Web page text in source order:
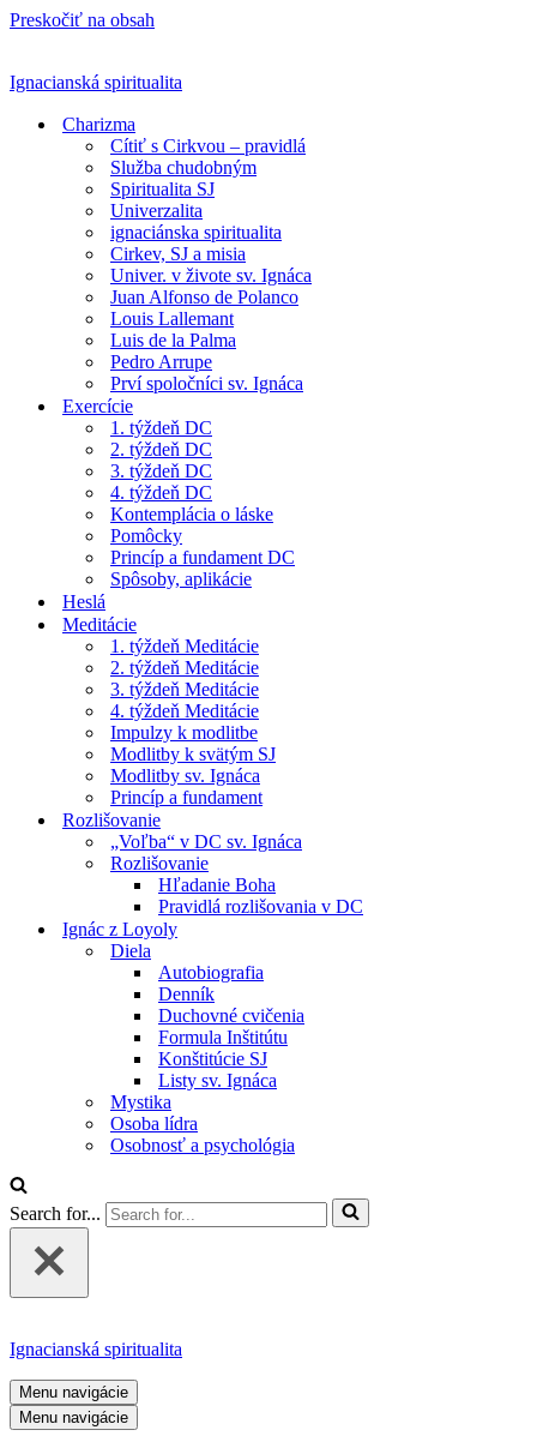
Preskočiť na obsah
Ignacianská spiritualita
Charizma
Cítiť s Cirkvou – pravidlá
Služba chudobným
Spiritualita SJ
Univerzalita
ignaciánska spiritualita
Cirkev, SJ a misia
Univer. v živote sv. Ignáca
Juan Alfonso de Polanco
Louis Lallemant
Luis de la Palma
Pedro Arrupe
Prví spoločníci sv. Ignáca
Exercície
1. týždeň DC
2. týždeň DC
3. týždeň DC
4. týždeň DC
Kontemplácia o láske
Pomôcky
Princíp a fundament DC
Spôsoby, aplikácie
Heslá
Meditácie
1. týždeň Meditácie
2. týždeň Meditácie
3. týždeň Meditácie
4. týždeň Meditácie
Impulzy k modlitbe
Modlitby k svätým SJ
Modlitby sv. Ignáca
Princíp a fundament
Rozlišovanie
„Voľba“ v DC sv. Ignáca
Rozlišovanie
Hľadanie Boha
Pravidlá rozlišovania v DC
Ignác z Loyoly
Diela
Autobiografia
Denník
Duchovné cvičenia
Formula Inštitútu
Konštitúcie SJ
Listy sv. Ignáca
Mystika
Osoba lídra
Osobnosť a psychológia
Search for...
Ignacianská spiritualita
Menu navigácie
Menu navigácie